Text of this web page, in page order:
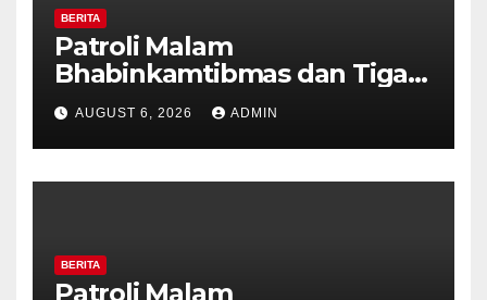
BERITA
Patroli Malam
Bhabinkamtibmas dan Tiga
Pilar Kelurahan Ungaran
Perkuat Kamtibmas, Warga
Diajak Aktifkan Ronda
AUGUST 6, 2026 ADMIN
BERITA
Patroli Malam